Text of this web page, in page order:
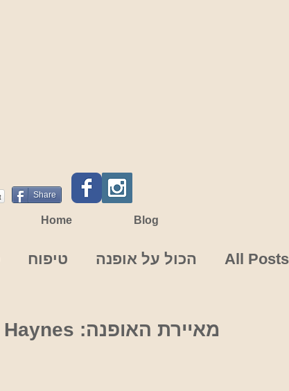
Home Blog
All Posts הכול על אופנה טיפוח
מאיירת האופנה: Inslee Haynes
Share